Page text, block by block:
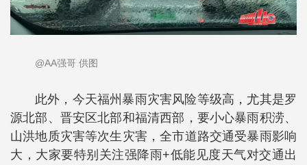
@AA强哥 供图
此外，今天福州暴雨灾害风险等级高，尤其是罗
源北部、晋安区北部和福清西部，要小心暴雨积涝、
山洪地质灾害等次生灾害，全市道路交通受暴雨影响
大，大家要特别关注强降雨+低能见度天气对交通出